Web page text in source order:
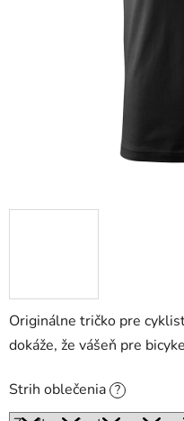
Originálne tričko pre
dokáže, že vášeň pre
Strih oblečenia ?